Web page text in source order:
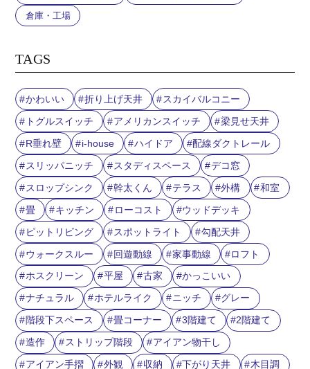
倉庫・工場
TAGS
かわいい 折り上げ天井
スカイバルコニー
トグルスイッチ
アメリカンスイッチ
梁見せ天井
R垂れ壁
i-house ハイドア
配線ダクトレール
スリッパニッチ
スタディスペース
デコ窓
スロップシンク
幹太くん テラス 外構
和室
畳
キッチン ローコスト
ウッドデッキ
ピットリビング
スポットライト
勾配天井
ウォークスルー
回遊動線 家事動線
ロフト
ホスクリーン
平屋 古家
かっこいい
ナチュラル
ホテルライク ニッチ
グレー
階段下スペース
畳コーナー 3階建て
2階建て
造作
ストリップ階段
アイアン物干し
アイアン手摺
外観 収納 下がり天井
木目調